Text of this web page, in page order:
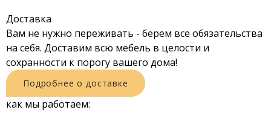
Доставка
Вам не нужно переживать - берем все обязательства
на себя. Доставим всю мебель в целости и
сохранности к порогу вашего дома!
Подробнее о доставке
как мы работаем: